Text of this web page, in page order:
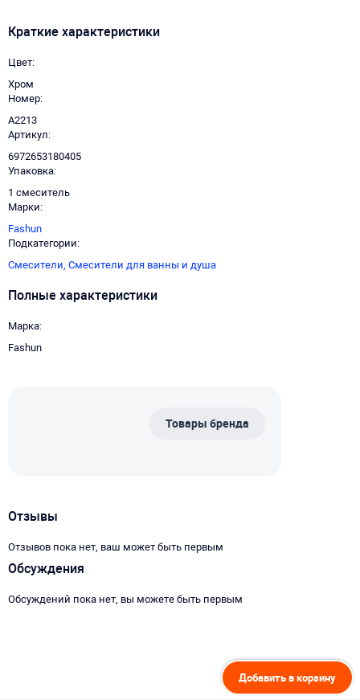
Краткие характеристики
Цвет
Хром
Номер
A2213
Артикул
6972653180405
Упаковка
1 смеситель
Марки
Fashun
Подкатегории
Смесители, Смесители для ванны и душа
Полные характеристики
Марка
Fashun
Товары бренда
Отзывы
Отзывов пока нет, ваш может быть первым
Обсуждения
Обсуждений пока нет, вы можете быть первым
Добавить в корзину